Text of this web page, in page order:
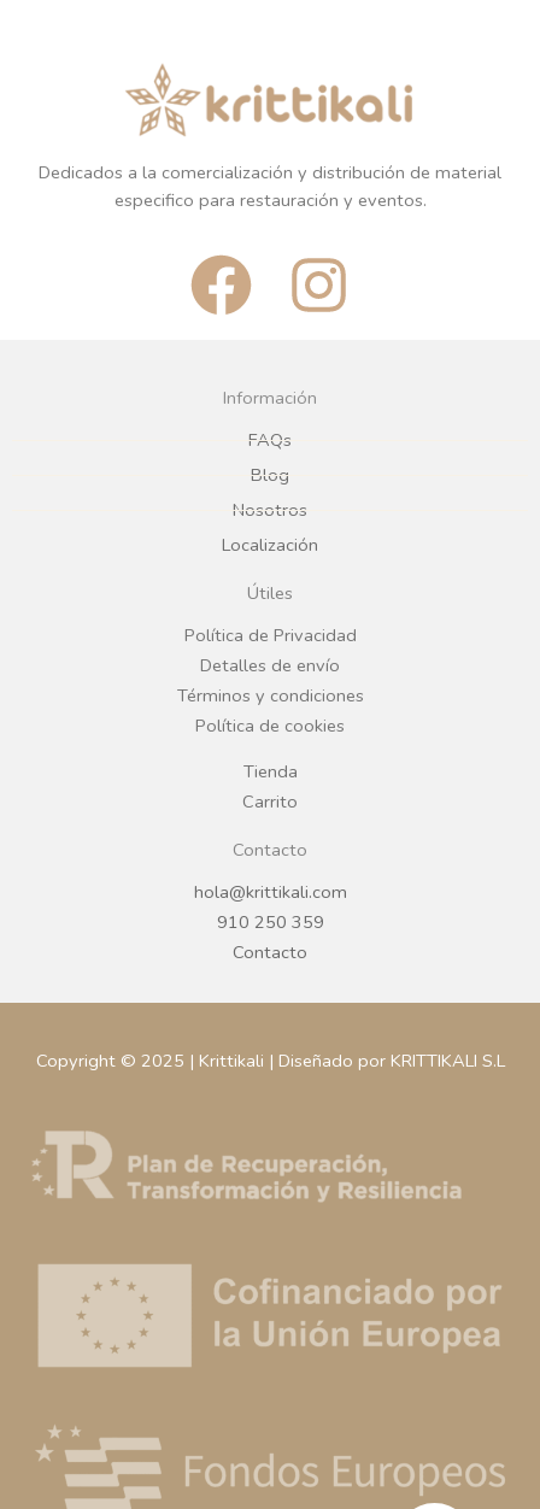
Dedicados a la comercialización y distribución de material
especifico para restauración y eventos.
F
a
c
e
b
o
o
k
I
n
g
r
a
Información
FAQs
Blog
Nosotros
Localización
Útiles
Política de Privacidad
Detalles de envío
Términos y condiciones
Política de cookies
Tienda
Carrito
Contacto
hola@krittikali.com
910 250 359
Contacto
Copyright © 2025 | Krittikali | Diseñado por KRITTIKALI S.L